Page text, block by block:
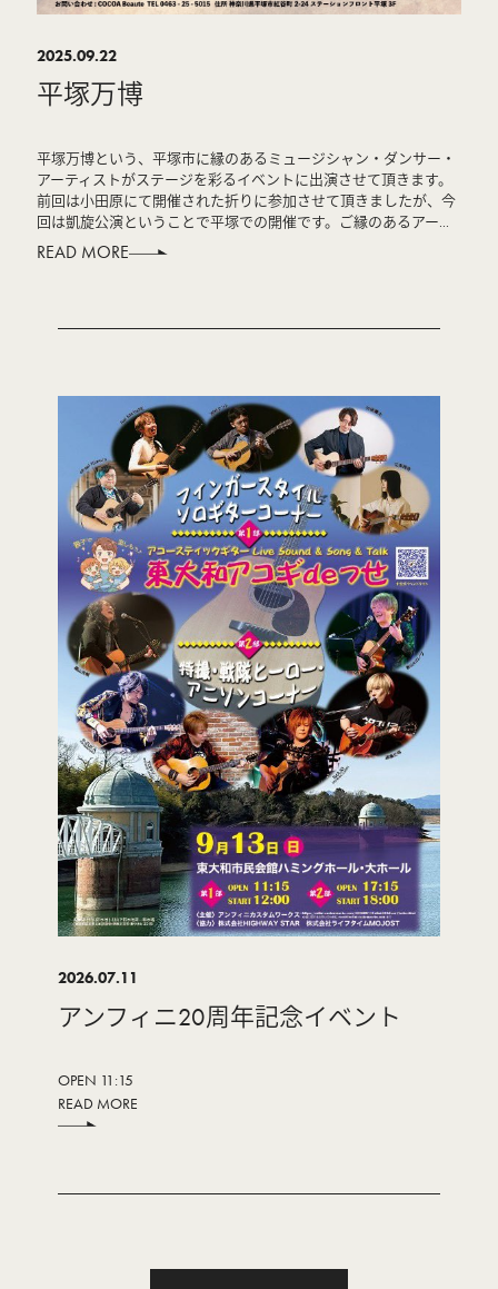
2025.09.22
平塚万博
平塚万博という、平塚市に縁のあるミュージシャン・ダンサー・
アーティストがステージを彩るイベントに出演させて頂きます。
前回は小田原にて開催された折りに参加させて頂きましたが、今
回は凱旋公演ということで平塚での開催です。ご縁のあるアー...
READ MORE
2026.07.11
アンフィニ20周年記念イベント
OPEN 11:15
READ MORE